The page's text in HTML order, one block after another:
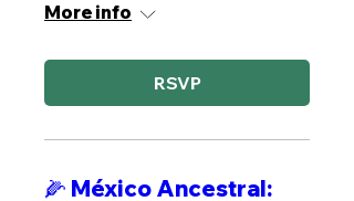
More info
RSVP
🌽 México Ancestral: